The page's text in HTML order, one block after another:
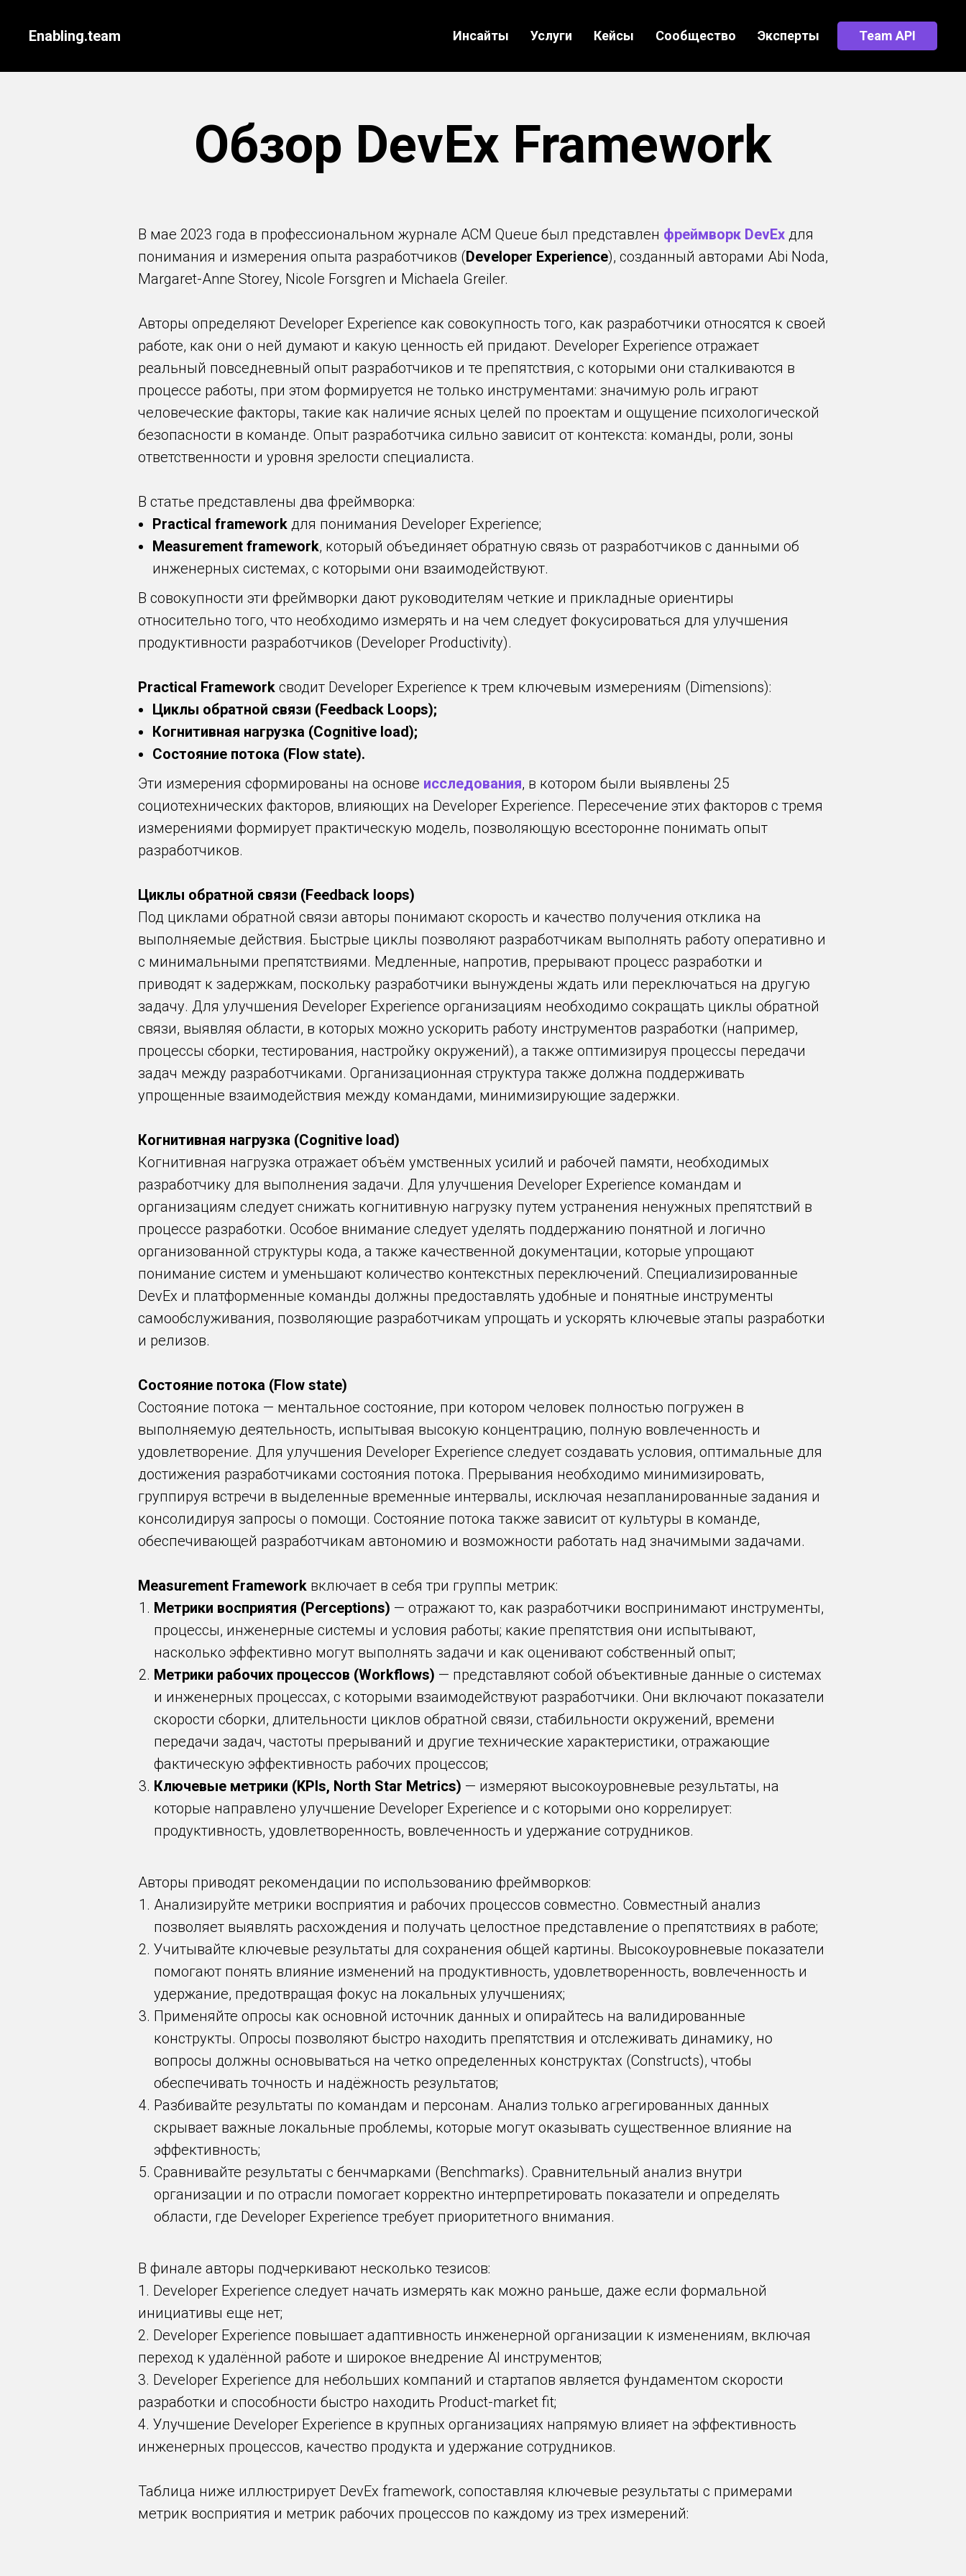
Enabling.team Инсайты Услуги Кейсы Сообщество Эксперты Team API
Обзор DevEx Framework
В мае 2023 года в профессиональном журнале ACM Queue был представлен фреймворк DevEx для
понимания и измерения опыта разработчиков (Developer Experience), созданный авторами Abi Noda,
Margaret-Anne Storey, Nicole Forsgren и Michaela Greiler.
Авторы определяют Developer Experience как совокупность того, как разработчики относятся к своей
работе, как они о ней думают и какую ценность ей придают. Developer Experience отражает
реальный повседневный опыт разработчиков и те препятствия, с которыми они сталкиваются в
процессе работы, при этом формируется не только инструментами: значимую роль играют
человеческие факторы, такие как наличие ясных целей по проектам и ощущение психологической
безопасности в команде. Опыт разработчика сильно зависит от контекста: команды, роли, зоны
ответственности и уровня зрелости специалиста.
В статье представлены два фреймворка:
Practical framework для понимания Developer Experience;
Measurement framework, который объединяет обратную связь от разработчиков с данными об
инженерных системах, с которыми они взаимодействуют.
В совокупности эти фреймворки дают руководителям четкие и прикладные ориентиpы
относительно того, что необходимо измерять и на чем следует фокусироваться для улучшения
продуктивности разработчиков (Developer Productivity).
Practical Framework сводит Developer Experience к трем ключевым измерениям (Dimensions):
Циклы обратной связи (Feedback Loops);
Когнитивная нагрузка (Cognitive load);
Состояние потока (Flow state).
Эти измерения сформированы на основе исследования, в котором были выявлены 25
социотехнических факторов, влияющих на Developer Experience. Пересечение этих факторов с тремя
измерениями формирует практическую модель, позволяющую всесторонне понимать опыт
разработчиков.
Циклы обратной связи (Feedback loops)
Под циклами обратной связи авторы понимают скорость и качество получения отклика на
выполняемые действия. Быстрые циклы позволяют разработчикам выполнять работу оперативно и
с минимальными препятствиями. Медленные, напротив, прерывают процесс разработки и
приводят к задержкам, поскольку разработчики вынуждены ждать или переключаться на другую
задачу. Для улучшения Developer Experience организациям необходимо сокращать циклы обратной
связи, выявляя области, в которых можно ускорить работу инструментов разработки (например,
процессы сборки, тестирования, настройку окружений), а также оптимизируя процессы передачи
задач между разработчиками. Организационная структура также должна поддерживать
упрощенные взаимодействия между командами, минимизирующие задержки.
Когнитивная нагрузка (Cognitive load)
Когнитивная нагрузка отражает объём умственных усилий и рабочей памяти, необходимых
разработчику для выполнения задачи. Для улучшения Developer Experience командам и
организациям следует снижать когнитивную нагрузку путем устранения ненужных препятствий в
процессе разработки. Особое внимание следует уделять поддержанию понятной и логично
организованной структуры кода, а также качественной документации, которые упрощают
понимание систем и уменьшают количество контекстных переключений. Специализированные
DevEx и платформенные команды должны предоставлять удобные и понятные инструменты
самообслуживания, позволяющие разработчикам упрощать и ускорять ключевые этапы разработки
и релизов.
Состояние потока (Flow state)
Состояние потока — ментальное состояние, при котором человек полностью погружен в
выполняемую деятельность, испытывая высокую концентрацию, полную вовлеченность и
удовлетворение. Для улучшения Developer Experience следует создавать условия, оптимальные для
достижения разработчиками состояния потока. Прерывания необходимо минимизировать,
группируя встречи в выделенные временные интервалы, исключая незапланированные задания и
консолидируя запросы о помощи. Состояние потока также зависит от культуры в команде,
обеспечивающей разработчикам автономию и возможности работать над значимыми задачами.
Measurement Framework включает в себя три группы метрик:
Метрики восприятия (Perceptions) — отражают то, как разработчики воспринимают инструменты,
процессы, инженерные системы и условия работы; какие препятствия они испытывают,
насколько эффективно могут выполнять задачи и как оценивают собственный опыт;
Метрики рабочих процессов (Workflows) — представляют собой объективные данные о системах
и инженерных процессах, с которыми взаимодействуют разработчики. Они включают показатели
скорости сборки, длительности циклов обратной связи, стабильности окружений, времени
передачи задач, частоты прерываний и другие технические характеристики, отражающие
фактическую эффективность рабочих процессов;
Ключевые метрики (KPIs, North Star Metrics) — измеряют высокоуровневые результаты, на
которые направлено улучшение Developer Experience и с которыми оно коррелирует:
продуктивность, удовлетворенность, вовлеченность и удержание сотрудников.
Авторы приводят рекомендации по использованию фреймворков:
Анализируйте метрики восприятия и рабочих процессов совместно. Совместный анализ
позволяет выявлять расхождения и получать целостное представление о препятствиях в работе;
Учитывайте ключевые результаты для сохранения общей картины. Высокоуровневые показатели
помогают понять влияние изменений на продуктивность, удовлетворенность, вовлеченность и
удержание, предотвращая фокус на локальных улучшениях;
Применяйте опросы как основной источник данных и опирайтесь на валидированные
конструкты. Опросы позволяют быстро находить препятствия и отслеживать динамику, но
вопросы должны основываться на четко определенных конструктах (Constructs), чтобы
обеспечивать точность и надёжность результатов;
Разбивайте результаты по командам и персонам. Анализ только агрегированных данных
скрывает важные локальные проблемы, которые могут оказывать существенное влияние на
эффективность;
Сравнивайте результаты с бенчмарками (Benchmarks). Сравнительный анализ внутри
организации и по отрасли помогает корректно интерпретировать показатели и определять
области, где Developer Experience требует приоритетного внимания.
В финале авторы подчеркивают несколько тезисов:
1. Developer Experience следует начать измерять как можно раньше, даже если формальной
инициативы еще нет;
2. Developer Experience повышает адаптивность инженерной организации к изменениям, включая
переход к удалённой работе и широкое внедрение AI инструментов;
3. Developer Experience для небольших компаний и стартапов является фундаментом скорости
разработки и способности быстро находить Product-market fit;
4. Улучшение Developer Experience в крупных организациях напрямую влияет на эффективность
инженерных процессов, качество продукта и удержание сотрудников.
Таблица ниже иллюстрирует DevEx framework, сопоставляя ключевые результаты с примерами
метрик восприятия и метрик рабочих процессов по каждому из трех измерений: